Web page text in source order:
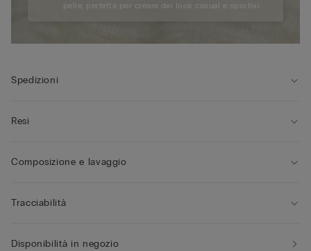
pelle, perfetta per creare dei look casual e sportivi.
Spedizioni
Resi
Composizione e lavaggio
Tracciabilità
Disponibilità in negozio